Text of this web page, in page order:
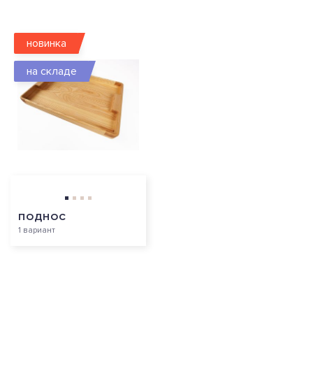
новинка
на складе
ПОДНОС
1 вариант